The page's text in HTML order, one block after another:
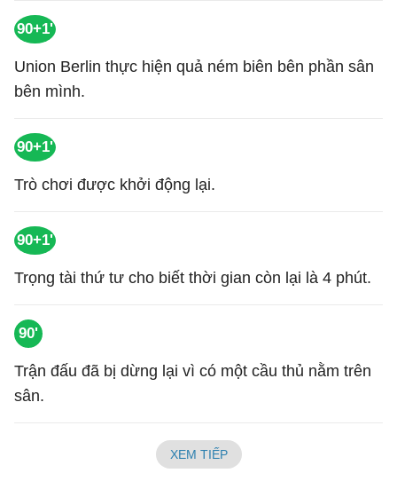
90+1'
Union Berlin thực hiện quả ném biên bên phần sân
bên mình.
90+1'
Trò chơi được khởi động lại.
90+1'
Trọng tài thứ tư cho biết thời gian còn lại là 4 phút.
90'
Trận đấu đã bị dừng lại vì có một cầu thủ nằm trên
sân.
XEM TIẾP